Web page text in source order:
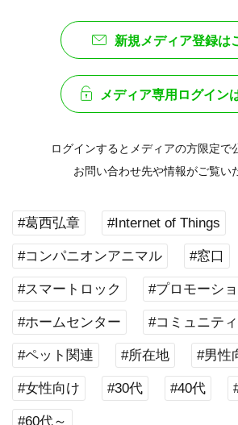
新規メディア登録は
メディア専用ログイン
ログインするとメディアの方限定で
お問い合わせ先や情報がご覧い
#葛西弘章 #Internet of Things
#コンパニオンアニマル #窓口
#スマートロック #プロモーシ
#ホームセンター #コミュニティ
#ペット関連 #所在地 #男性
#女性向け #30代 #40代
#60代～